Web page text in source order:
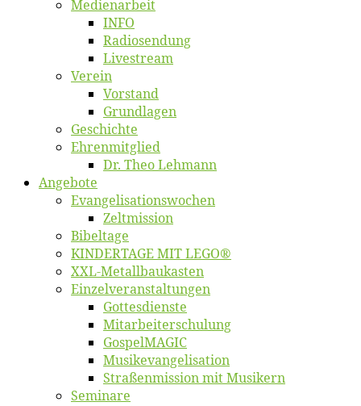
Me­di­en­ar­beit
INFO
Ra­dio­sen­dung
Live­stream
Ver­ein
Vor­stand
Grund­la­gen
Ge­schich­te
Eh­ren­mit­glied
Dr. Theo Lehmann
An­ge­bo­te
Evangelisa­tions­wo­chen
Zelt­mis­si­on
Bi­bel­ta­ge
KINDERTAGE MIT LEGO®
XXL-Me­­tal­l­­bau­­kas­­ten
Einzelver­an­stal­tungen
Got­tes­diens­te
Mitarbeiter­schulung
Gos­pel­MA­GIC
Musikevan­ge­li­sa­tion
Straßenmis­sion mit Musikern
Se­mi­na­re